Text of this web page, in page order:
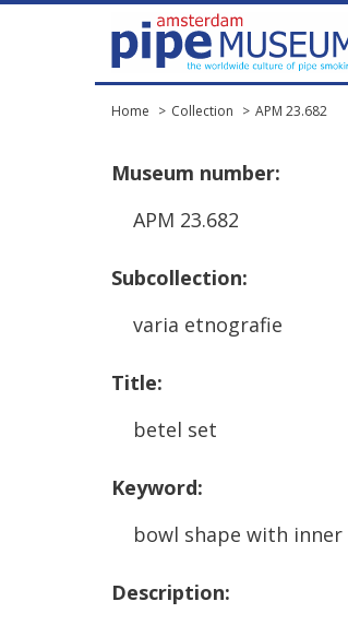
Home Collection APM 23.682
Museum number:
APM 23.682
Subcollection:
varia etnografie
Title:
betel set
Keyword:
bowl shape with inner
Description: